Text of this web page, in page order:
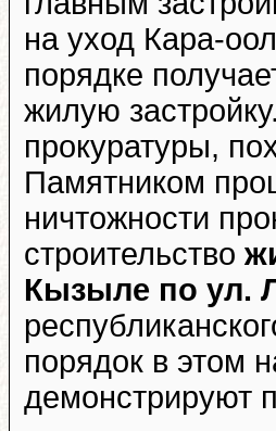
на уход Кара-
порядке
жилую
прокуратуры,
Памятником
ничтожности
строительство
Кызыле по ул.
порядок в этом
демонстрируют